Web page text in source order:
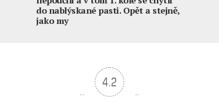
do nablýskané pasti. Opět a stejně,
jako my
4.2